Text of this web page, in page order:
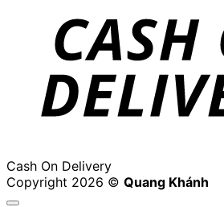
Cash On Delivery
Copyright 2026 © Quang Khánh